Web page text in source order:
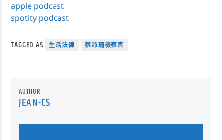
apple podcast
spotity podcast
TAGGED AS 生活法律 蔡沛珊檢察官
AUTHOR
JEAN-CS